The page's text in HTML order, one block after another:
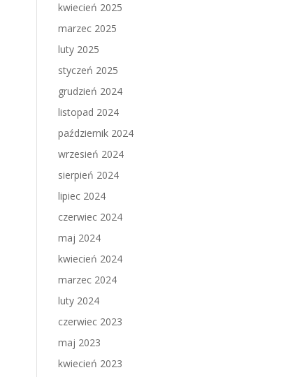
kwiecień 2025
marzec 2025
luty 2025
styczeń 2025
grudzień 2024
listopad 2024
październik 2024
wrzesień 2024
sierpień 2024
lipiec 2024
czerwiec 2024
maj 2024
kwiecień 2024
marzec 2024
luty 2024
czerwiec 2023
maj 2023
kwiecień 2023